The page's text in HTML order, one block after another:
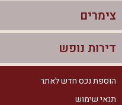
וילות להשכרה
וילות למסיבת רווקים
סוויטות בצפון
צימרים לזוגות עם בריכה פרטית
צימרים יוקרתיים
צימרים
צימרים בצפון
צימרים לזוגות
דירות נופש
דירות נופש בצפון
הוספת נכס חדש לאתר
תנאי שימוש